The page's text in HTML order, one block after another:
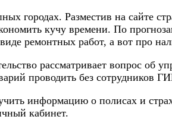
городах. Разместив на сайте
кучу времени. По
ремонтных работ, а вот про
рассматривает вопрос
проводить без сотрудников
информацию о полисах и
кабинет.